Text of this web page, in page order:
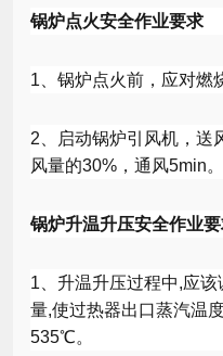
锅炉点火安全作业要求
1 、锅炉点火前，应对燃
2 、启动锅炉引风机，
风量的30% ，通风5min。
锅炉升温升压安全作业
1 、升温升压过程中,应该
量,使过热器出口蒸汽温
535℃。